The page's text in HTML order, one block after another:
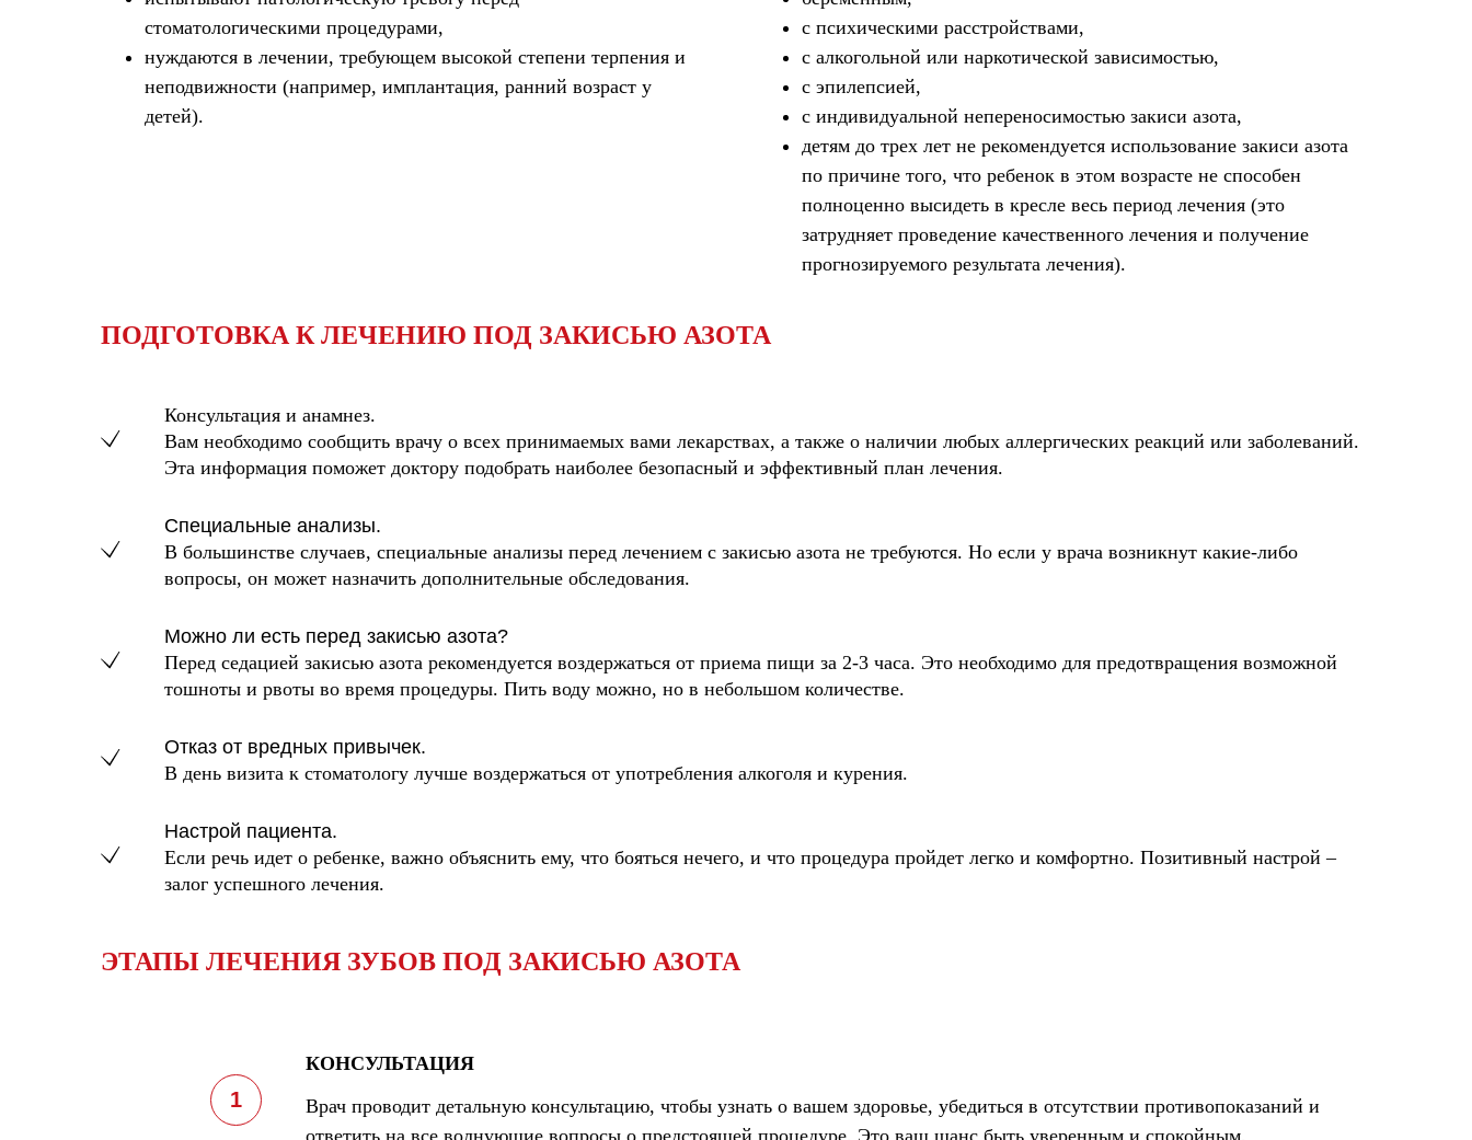
стоматологическими процедурами,
нуждаются в лечении, требующем высокой степени терпения и
неподвижности (например, имплантация, ранний возраст у
детей).
с психическими расстройствами,
с алкогольной или наркотической зависимостью,
с эпилепсией,
с индивидуальной непереносимостью закиси азота,
детям до трех лет не рекомендуется использование закиси азота
по причине того, что ребенок в этом возрасте не способен
полноценно высидеть в кресле весь период лечения (это
затрудняет проведение качественного лечения и получение
прогнозируемого результата лечения).
ПОДГОТОВКА К ЛЕЧЕНИЮ ПОД ЗАКИСЬЮ АЗОТА
Консультация и анамнез.
Вам необходимо сообщить врачу о всех принимаемых вами лекарствах, а также о наличии любых аллергических реакций или заболеваний.
Эта информация поможет доктору подобрать наиболее безопасный и эффективный план лечения.
Специальные анализы.
В большинстве случаев, специальные анализы перед лечением с закисью азота не требуются. Но если у врача возникнут какие-либо
вопросы, он может назначить дополнительные обследования.
Можно ли есть перед закисью азота?
Перед седацией закисью азота рекомендуется воздержаться от приема пищи за 2-3 часа. Это необходимо для предотвращения возможной
тошноты и рвоты во время процедуры. Пить воду можно, но в небольшом количестве.
Отказ от вредных привычек.
В день визита к стоматологу лучше воздержаться от употребления алкоголя и курения.
Настрой пациента.
Если речь идет о ребенке, важно объяснить ему, что бояться нечего, и что процедура пройдет легко и комфортно. Позитивный настрой –
залог успешного лечения.
ЭТАПЫ ЛЕЧЕНИЯ ЗУБОВ ПОД ЗАКИСЬЮ АЗОТА
КОНСУЛЬТАЦИЯ
Врач проводит детальную консультацию, чтобы узнать о вашем здоровье, убедиться в отсутствии противопоказаний и
ответить на все волнующие вопросы о предстоящей процедуре. Это ваш шанс быть уверенным и спокойным.